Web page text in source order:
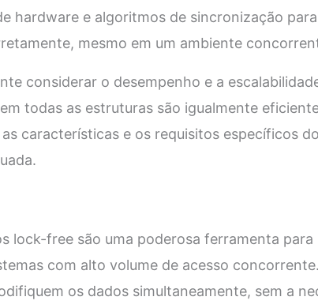
hardware e algoritmos de sincronização
mesmo em um ambiente
considerar o desempenho e a
todas as estruturas são igualmente
características e os requisitos específicos
lock-free são uma poderosa ferramenta
com alto volume de acesso
os dados simultaneamente, sem a